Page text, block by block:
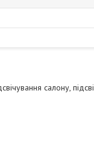
салону,